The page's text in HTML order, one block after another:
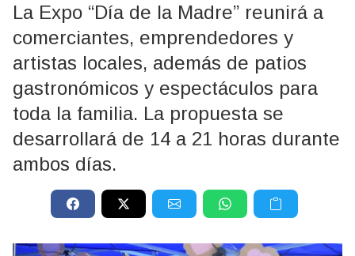
La Expo “Día de la Madre” reunirá a
comerciantes, emprendedores y
artistas locales, además de patios
gastronómicos y espectáculos para
toda la familia. La propuesta se
desarrollará de 14 a 21 horas durante
ambos días.